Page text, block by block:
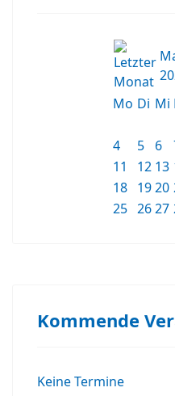
Mo Di Mi
4
5 6
11
12 13
18 1920
25 2627
Kommende
Keine Termine